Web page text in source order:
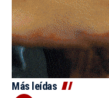
Más leídas